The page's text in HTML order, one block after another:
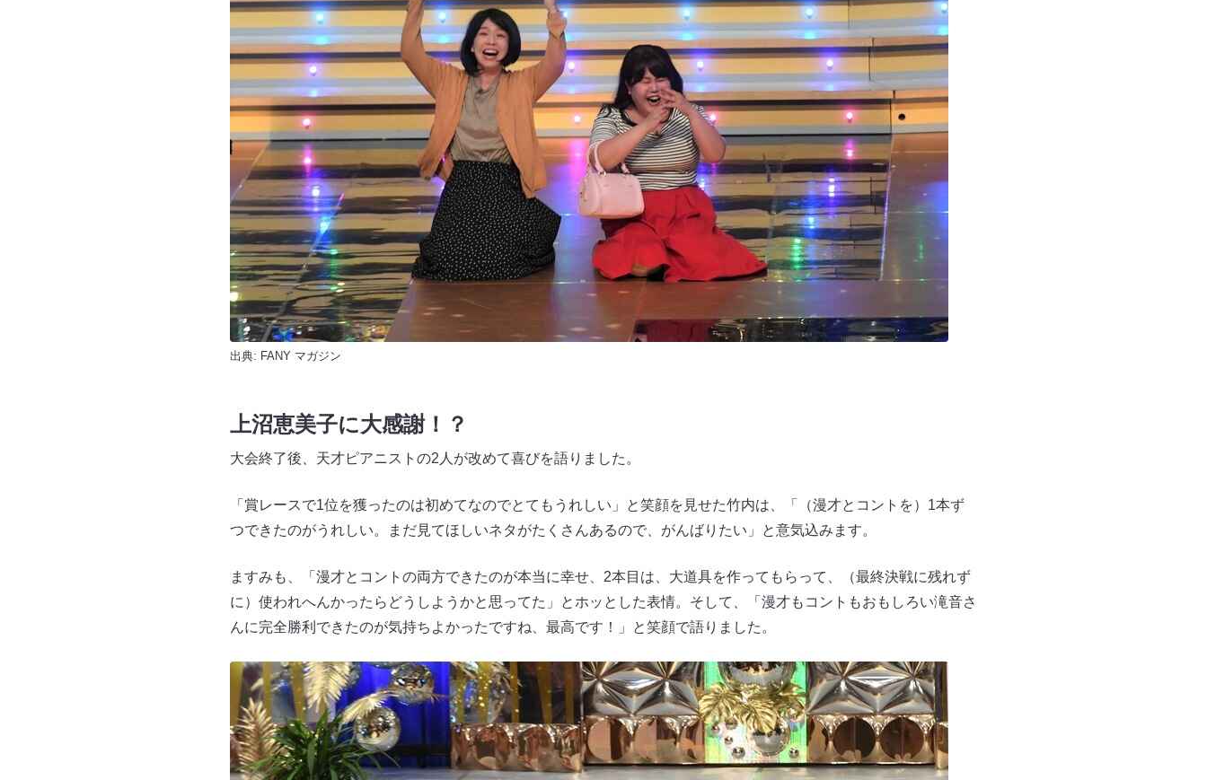
出典: FANY マガジン
上沼恵美子に大感謝！？
大会終了後、天才ピアニストの2人が改めて喜びを語りました。
「賞レースで1位を獲ったのは初めてなのでとてもうれしい」と笑顔を見せた竹内は、「（漫才とコントを）1本ず
つできたのがうれしい。まだ見てほしいネタがたくさんあるので、がんばりたい」と意気込みます。
ますみも、「漫才とコントの両方できたのが本当に幸せ、2本目は、大道具を作ってもらって、（最終決戦に残れず
に）使われへんかったらどうしようかと思ってた」とホッとした表情。そして、「漫才もコントもおもしろい滝音さ
んに完全勝利できたのが気持ちよかったですね、最高です！」と笑顔で語りました。